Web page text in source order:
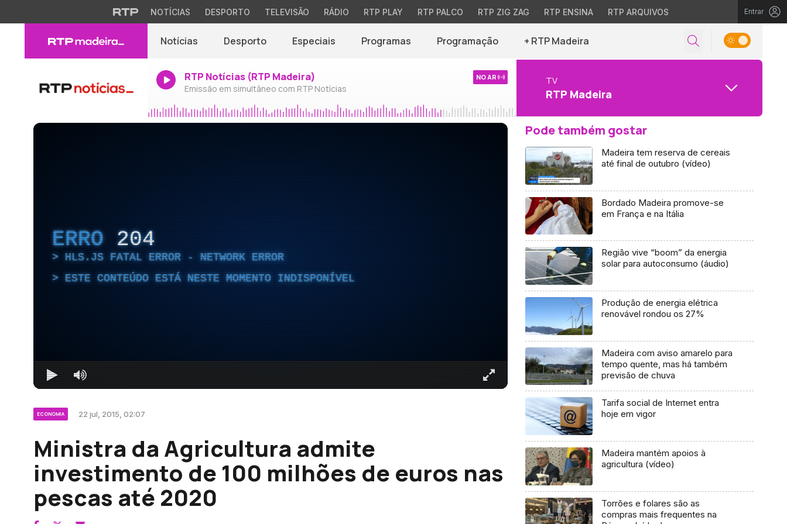
NOTÍCIAS DESPORTO TELEVISÃO RÁDIO RTP PLAY RTP PALCO RTP ZIG ZAG RTP ENSINA RTP ARQUIVOS Entrar
Notícias Desporto Especiais Programas Programação + RTP Madeira
RTP Notícias (RTP Madeira)
Emissão em simultâneo com RTP Notícias
NO AR TV
RTP Madeira
ERRO 204
HLS.JS FATAL ERROR - NETWORK ERROR
ESTE CONTEÚDO ESTÁ NESTE MOMENTO INDISPONÍVEL
ECONOMIA 22 jul, 2015, 02:07
Ministra da Agricultura admite
investimento de 100 milhões de euros nas
pescas até 2020
Pode também gostar
Madeira tem reserva de cereais
até final de outubro (vídeo)
Bordado Madeira promove-se
em França e na Itália
Região vive “boom” da energia
solar para autoconsumo (áudio)
Produção de energia elétrica
renovável rondou os 27%
Madeira com aviso amarelo para
tempo quente, mas há também
previsão de chuva
Tarifa social de Internet entra
hoje em vigor
Madeira mantém apoios à
agricultura (vídeo)
Torrões e folares são as
compras mais frequentes na